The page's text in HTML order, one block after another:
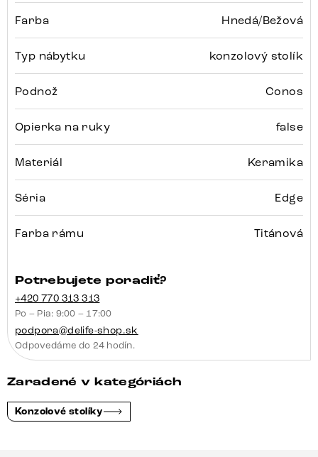
Farba Hnedá/Bežová
Typ nábytku konzolový stolík
Podnož Conos
Opierka na ruky false
Materiál Keramika
Séria Edge
Farba rámu Titánová
Potrebujete poradiť?
+420 770 313 313
Po – Pia: 9:00 – 17:00
podpora@delife-shop.sk
Odpovedáme do 24 hodín.
Zaradené v kategóriách
Konzolové stolíky